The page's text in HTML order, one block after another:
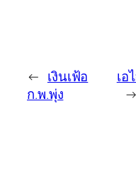
← เงินเฟ้อ
ก.พ.พุ่ง
เอ
→